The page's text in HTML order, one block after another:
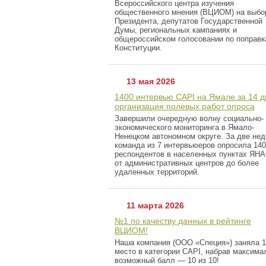
Всероссийского центра изучения
общественного мнения (ВЦИОМ) на
Президента, депутатов Государственной
Думы, региональных кампаниях и
общероссийском голосовании по
Конституции.
13 мая 2026
1400 интервью CAPI на Ямале за 14
организация полевых работ опроса
Завершили очередную волну социально-
экономического мониторинга в Ямало-
Ненецком автономном округе. За две
команда из 7 интервьюеров опросила
респондентов в населенных пунктах
от административных центров до более
удаленных территорий.
11 марта 2026
№1 по качеству данных в рейтинге
ВЦИОМ!
Наша компания (ООО «Специя») заняла 1
место в категории CAPI, набрав
возможный балл — 10 из 10!